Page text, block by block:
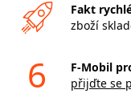
Fakt
zboží
6
F-Mobil
přijďte se